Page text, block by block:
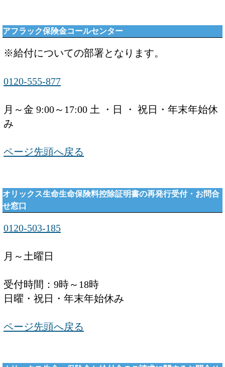
アフラック保険金コールセンター
※給付についての部署となります。
0120-555-877
月～金 9:00～17:00 土 ・日 ・ 祝日・年末年始休
み
ページ先頭へ戻る
オリックス生命生命保険料控除証明書の再発行受付・お問合
せ窓口
0120-503-185
月～土曜日
受付時間：9時～18時
日曜・祝日・年末年始休み
ページ先頭へ戻る